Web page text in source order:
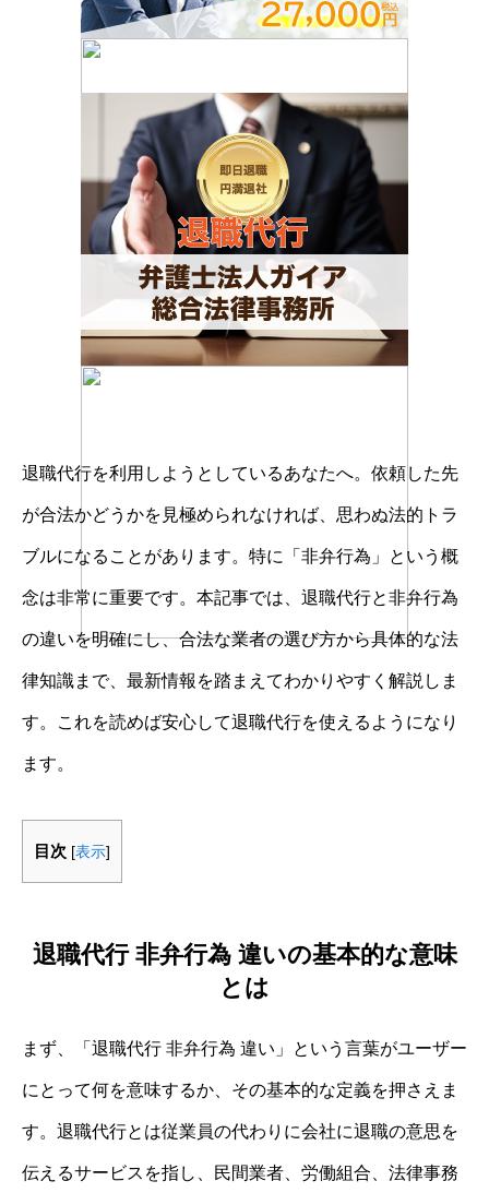
退職代行を利用しようとしているあなたへ。依頼した先
が合法かどうかを見極められなければ、思わぬ法的トラ
ブルになることがあります。特に「非弁行為」という概
念は非常に重要です。本記事では、退職代行と非弁行為
の違いを明確にし、合法な業者の選び方から具体的な法
律知識まで、最新情報を踏まえてわかりやすく解説しま
す。これを読めば安心して退職代行を使えるようになり
ます。
目次 [表示]
退職代行 非弁行為 違いの基本的な意味
とは
まず、「退職代行 非弁行為 違い」という言葉がユーザー
にとって何を意味するか、その基本的な定義を押さえま
す。退職代行とは従業員の代わりに会社に退職の意思を
伝えるサービスを指し、民間業者、労働組合、法律事務